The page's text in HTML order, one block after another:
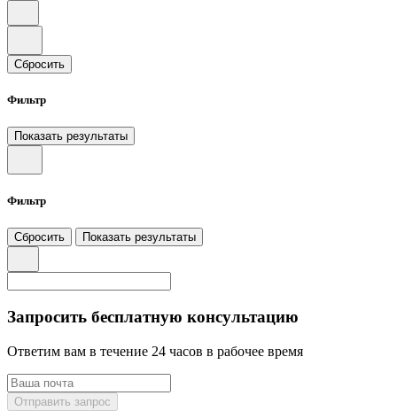
Сбросить
Фильтр
Показать результаты
Фильтр
Сбросить Показать результаты
Запросить бесплатную консультацию
Ответим вам в течение 24 часов в рабочее время
Отправить запрос